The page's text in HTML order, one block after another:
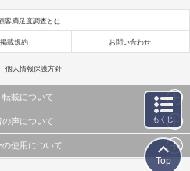
客満足度調査とは
掲載規約 お問い合わせ
個人情報保護方針
転載について
イラスト、画像データ等）及びこれらの配置・
製などの二次利用を行うことは固く禁じており
の声について
スの利用者が提出された見解・感想です。
の使用について
もくじ
Top